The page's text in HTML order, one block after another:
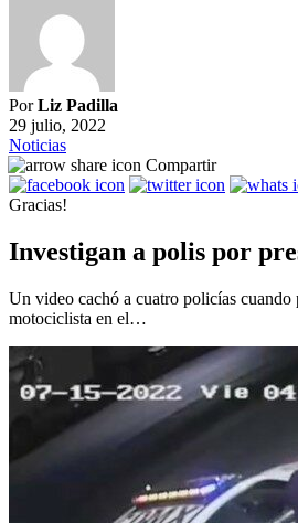
PorLiz Padilla
29 julio, 2022
Noticias
Compartir
Gracias!
Investigan a polis por
Un video cachó a cuatro policías cuando
motociclista en el…